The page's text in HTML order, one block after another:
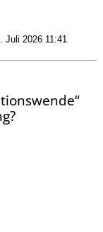
Juli 2026 11:41